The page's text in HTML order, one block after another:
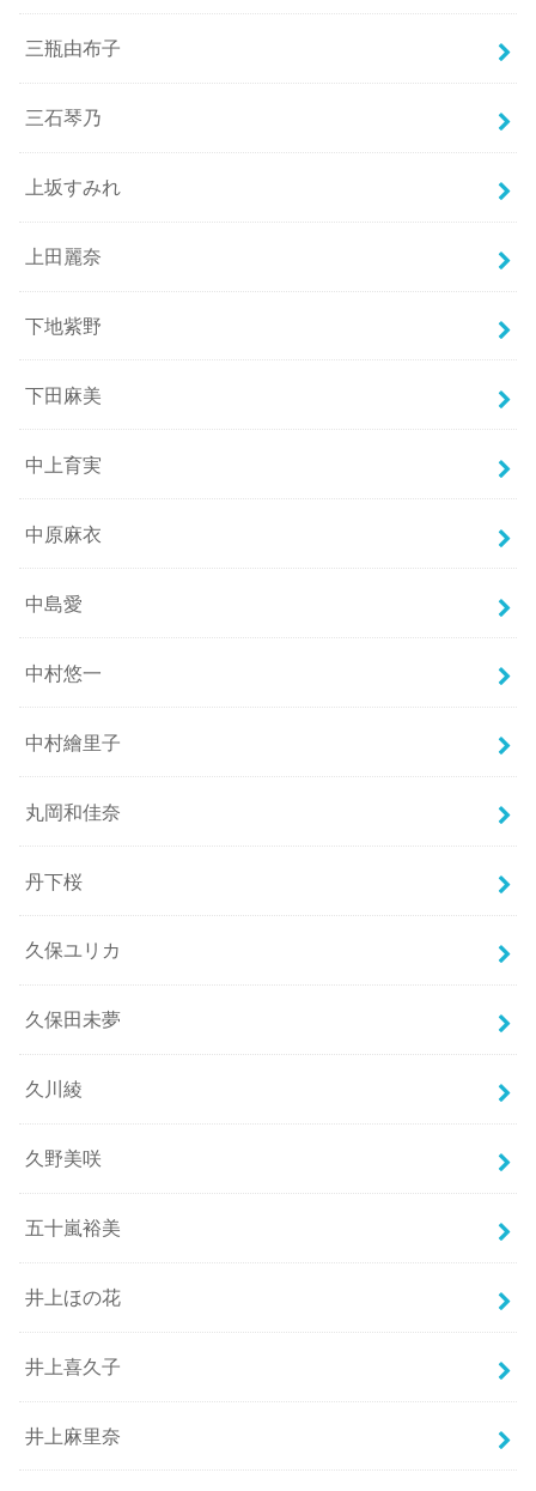
三瓶由布子
三石琴乃
上坂すみれ
上田麗奈
下地紫野
下田麻美
中上育実
中原麻衣
中島愛
中村悠一
中村繪里子
丸岡和佳奈
丹下桜
久保ユリカ
久保田未夢
久川綾
久野美咲
五十嵐裕美
井上ほの花
井上喜久子
井上麻里奈